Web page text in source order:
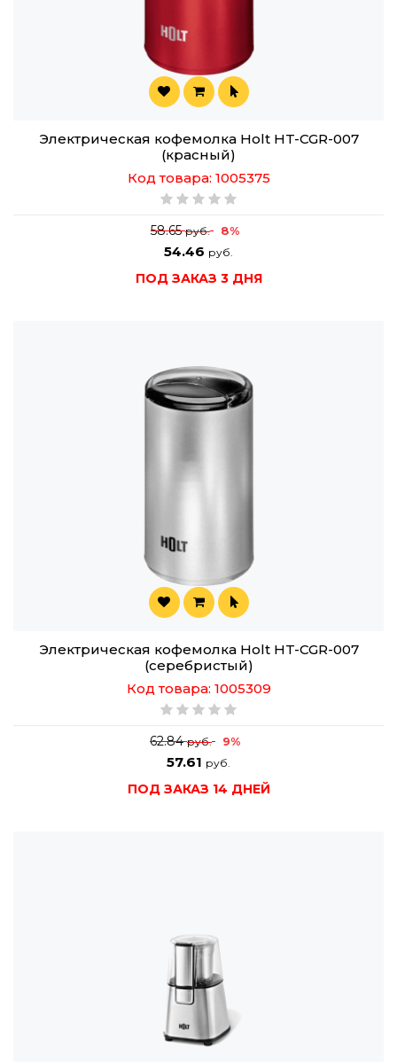
Электрическая кофемолка Holt HT-CGR-007
(красный)
Код товара: 1005375
58.65руб. 8%
54.46 руб.
ПОД ЗАКАЗ 3 ДНЯ
Электрическая кофемолка Holt HT-CGR-007
(серебристый)
Код товара: 1005309
62.84руб. 9%
57.61 руб.
ПОД ЗАКАЗ 14 ДНЕЙ